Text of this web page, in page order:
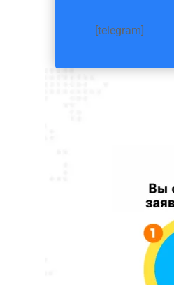
[telegram]